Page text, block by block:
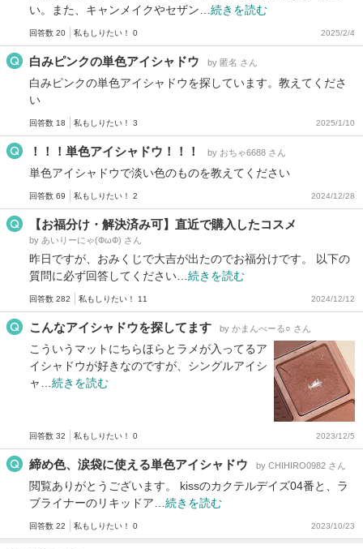
い。また、キャンメイクやセザン… 続きを読む
回答数 20 私もしりたい！ 0 2025/2/4
白みピンクの単色アイシャドウ by 匿名 さん
白みピンクの単色アイシャドウを探しています。教えてくださ
い
回答数 18 私もしりたい！ 3 2025/1/10
！！！単色アイシャドウ！！！ by おちゃ6688 さん
単色アイシャドウで淡い色のものを教えてください
回答数 69 私もしりたい！ 2 2024/12/28
【お福分け・解決済み可】直近で購入したコスメ
by あいりーにゃ(ФωФ) さん
昨日ですが、おみくじで大吉が出たのでお福分けです。 以下の
質問に必ず回答してください… 続きを読む
回答数 282 私もしりたい！ 11 2024/12/12
こんなアイシャドウを探してます by かまんべーる○ さん
こういうマットにちらほらとラメが入ってるア
イシャドウが好きなのですが、シングルアイシ
ャ… 続きを読む
回答数 32 私もしりたい！ 0 2023/12/5
締め色、涙袋に使える単色アイシャドウ by CHIHIRO0982 さん
閲覧ありがとうございます。 kissのカクテルデイズ04番と、ラ
ブライナーのリキッドア… 続きを読む
回答数 22 私もしりたい！ 0 2023/10/23